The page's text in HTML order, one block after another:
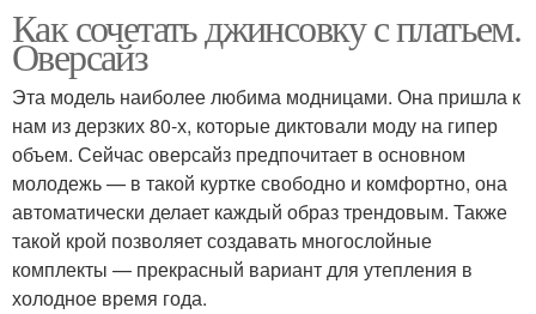
Как сочетать джинсовку с платьем.
Оверсайз
Эта модель наиболее любима модницами. Она пришла к
нам из дерзких 80-х, которые диктовали моду на гипер
объем. Сейчас оверсайз предпочитает в основном
молодежь — в такой куртке свободно и комфортно, она
автоматически делает каждый образ трендовым. Также
такой крой позволяет создавать многослойные
комплекты — прекрасный вариант для утепления в
холодное время года.